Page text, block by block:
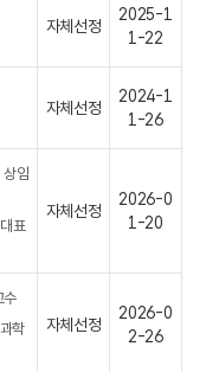
자체선정
2025-1
1-22
자체선정
2024-1
1-26
상임
표
자체선정
2026-0
1-20
수
학
자체선정
2026-0
2-26